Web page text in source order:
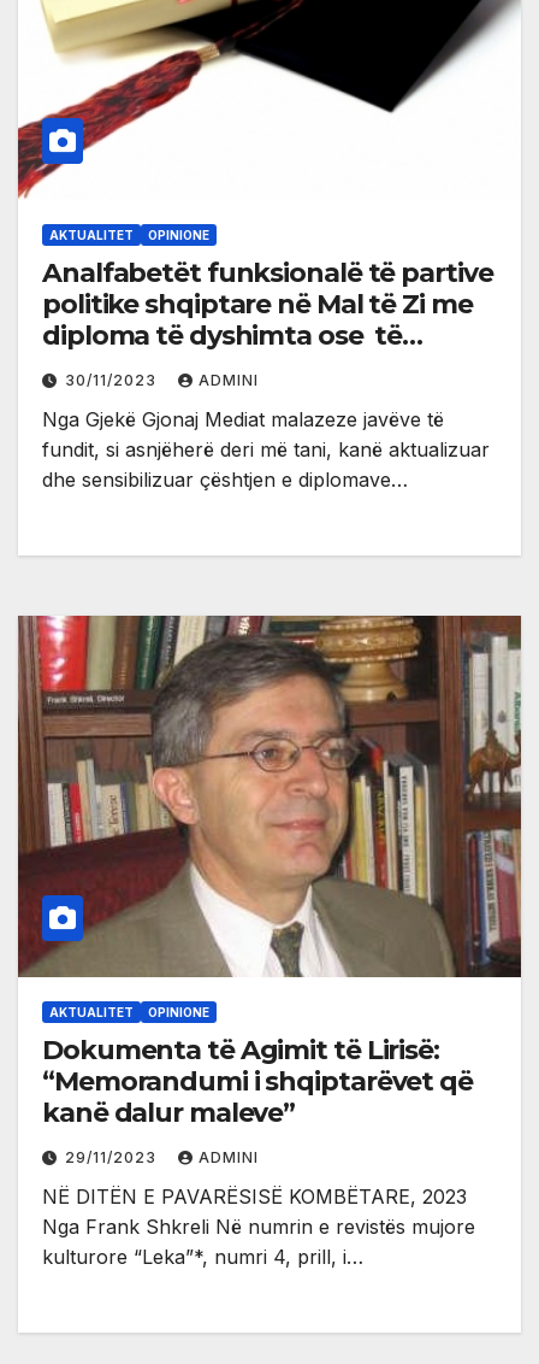
AKTUALITET OPINIONE
Analfabetët funksionalë të partive
politike shqiptare në Mal të Zi me
diploma të dyshimta ose të
falsifikuara
30/11/2023 ADMINI
Nga Gjekë Gjonaj Mediat malazeze javëve të
fundit, si asnjëherë deri më tani, kanë aktualizuar
dhe sensibilizuar çështjen e diplomave…
AKTUALITET OPINIONE
Dokumenta të Agimit të Lirisë:
“Memorandumi i shqiptarëvet që
kanë dalur maleve”
29/11/2023 ADMINI
NË DITËN E PAVARËSISË KOMBËTARE, 2023
Nga Frank Shkreli Në numrin e revistës mujore
kulturore “Leka”*, numri 4, prill, i…